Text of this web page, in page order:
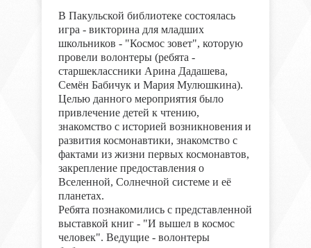
В Пакульской библиотеке состоялась
игра - викторина для младших
школьников - "Космос зовет", которую
провели волонтеры (ребята -
старшеклассники Арина Дадашева,
Семён Бабичук и Мария Мулюшкина).
Целью данного мероприятия было
привлечение детей к чтению,
знакомство с историей возникновения и
развития космонавтики, знакомство с
фактами из жизни первых космонавтов,
закрепление предоставления о
Вселенной, Солнечной системе и её
планетах.
Ребята познакомились с представленной
выставкой книг - "И вышел в космос
человек". Ведущие - волонтеры